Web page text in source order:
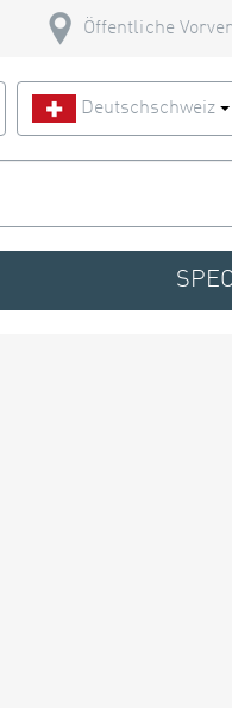
Öffentliche
Deutschschweiz